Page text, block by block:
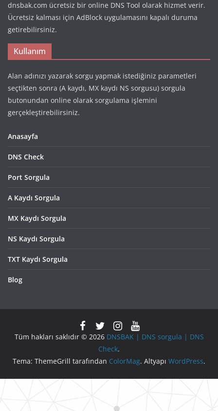
dnsbak.com ücretsiz bir online DNS Tool olarak hizmet verir.
Ücretsiz kalması için AdBlock uygulamasını kapalı duruma
getirebilirsiniz.
Kullanım
Alan adınızı yazarak sorgu yapmak istediğiniz parametleri
seçtikten sonra (A kaydı, MX kaydı NS sorgusu) sorgula
butonundan online olarak sorgulama işlemini
gerçekleştirebilirsiniz.
Anasayfa
DNS Check
Port Sorgula
A Kaydı Sorgula
MX Kaydı Sorgula
NS Kaydı Sorgula
TXT Kaydı Sorgula
Blog
Tüm hakları saklıdır © 2026 DNSBAK | DNS sorgula | DNS
Check.
Tema: ThemeGrill tarafından ColorMag. Altyapı WordPress.